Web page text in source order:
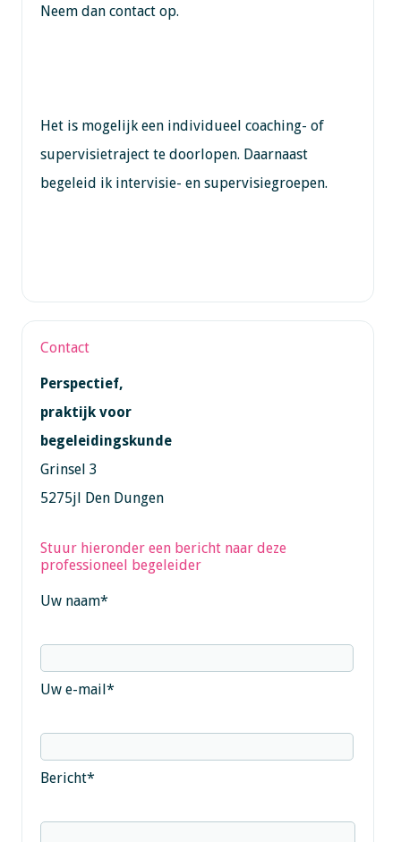
Neem dan contact op.
Het is mogelijk een individueel coaching- of
supervisietraject te doorlopen. Daarnaast
begeleid ik intervisie- en supervisiegroepen.
Contact
Perspectief,
praktijk voor
begeleidingskunde
Grinsel 3
5275jl Den Dungen
Stuur hieronder een bericht naar deze
professioneel begeleider
Uw naam*
Uw e-mail*
Bericht*